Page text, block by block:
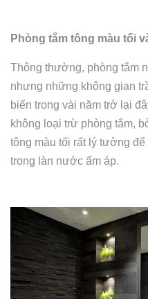
Phòng tắm tông màu tối
Thông thường, phòng tắm
nhưng những không gian
biến trong vài năm trở lại
không loại trừ phòng tắm,
tông màu tối rất lý tưởng
trong làn nước ấm áp.